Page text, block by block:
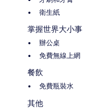
衛生紙
掌握世界大小事
辦公桌
免費無線上網
餐飲
免費瓶裝水
其他